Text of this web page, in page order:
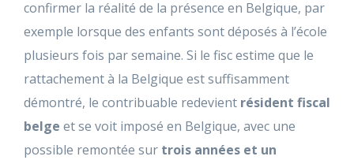
confirmer la réalité de la présence en Belgique, par
exemple lorsque des enfants sont déposés à l’école
plusieurs fois par semaine. Si le fisc estime que le
rattachement à la Belgique est suffisamment
démontré, le contribuable redevient résident fiscal
belge et se voit imposé en Belgique, avec une
possible remontée sur trois années et un